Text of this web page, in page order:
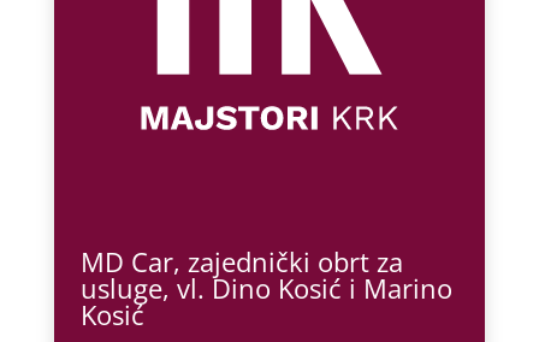
MD Car, zajednički obrt za
usluge, vl. Dino Kosić i Marino
Kosić